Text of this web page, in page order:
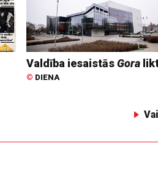
Valdība iesaistāsGora
© DIENA